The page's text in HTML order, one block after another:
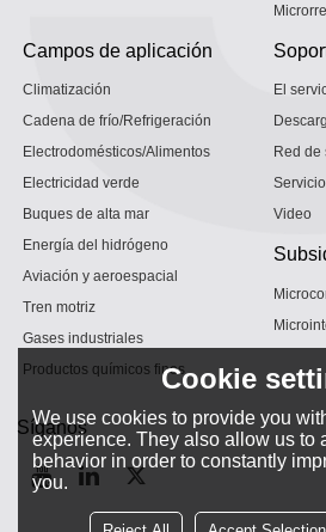
Campos de aplicación
Climatización
Cadena de frío/Refrigeración
Electrodomésticos/Alimentos
Electricidad verde
Buques de alta mar
Energía del hidrógeno
Aviación y aeroespacial
Tren motriz
Gases industriales
Productos químicos finos
El
Red de
Video
Síganos
Cookie
We use cookies to provide you
experience. They also allow us to
behavior in order to constantly
you.